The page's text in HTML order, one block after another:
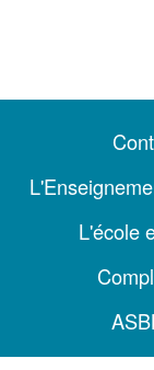
L'école